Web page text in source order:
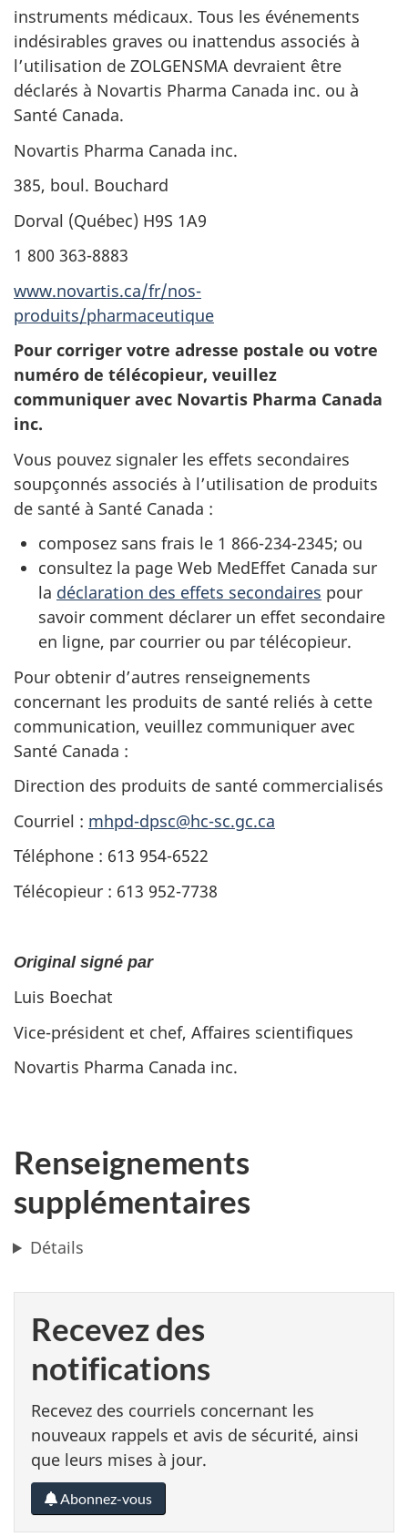
instruments médicaux. Tous les événements
indésirables graves ou inattendus associés à
l’utilisation de ZOLGENSMA devraient être
déclarés à Novartis Pharma Canada inc. ou à
Santé Canada.
Novartis Pharma Canada inc.
385, boul. Bouchard
Dorval (Québec) H9S 1A9
1 800 363-8883
www.novartis.ca/fr/nos-
produits/pharmaceutique
Pour corriger votre adresse postale ou votre
numéro de télécopieur, veuillez
communiquer avec Novartis Pharma Canada
inc.
Vous pouvez signaler les effets secondaires
soupçonnés associés à l’utilisation de produits
de santé à Santé Canada :
composez sans frais le 1 866-234-2345; ou
consultez la page Web MedEffet Canada sur
la déclaration des effets secondaires pour
savoir comment déclarer un effet secondaire
en ligne, par courrier ou par télécopieur.
Pour obtenir d’autres renseignements
concernant les produits de santé reliés à cette
communication, veuillez communiquer avec
Santé Canada :
Direction des produits de santé commercialisés
Courriel : mhpd-dpsc@hc-sc.gc.ca
Téléphone : 613 954-6522
Télécopieur : 613 952-7738
Original signé par
Luis Boechat
Vice-président et chef, Affaires scientifiques
Novartis Pharma Canada inc.
Renseignements
supplémentaires
Détails
Recevez des
notifications
Recevez des courriels concernant les
nouveaux rappels et avis de sécurité, ainsi
que leurs mises à jour.
Abonnez-vous